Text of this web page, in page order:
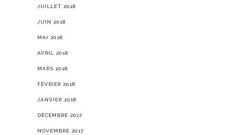
JUILLET 2018
JUIN 2018
MAI 2018
AVRIL 2018
MARS 2018
FÉVRIER 2018
JANVIER 2018
DÉCEMBRE 2017
NOVEMBRE 2017